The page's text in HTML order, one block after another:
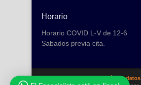
Horario
Horario COVID L-V de 12-6
Sabados previa cita.
Recuperación de datos